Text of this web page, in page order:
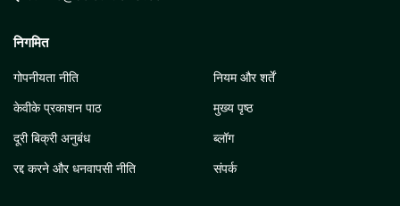
निगमित
गोपनीयता नीति
केवीके प्रकाशन पाठ
दूरी बिक्री अनुबंध
रद्द करने और धनवापसी नीति
नियम और शर्तें
मुख्य पृष्ठ
ब्लॉग
संपर्क